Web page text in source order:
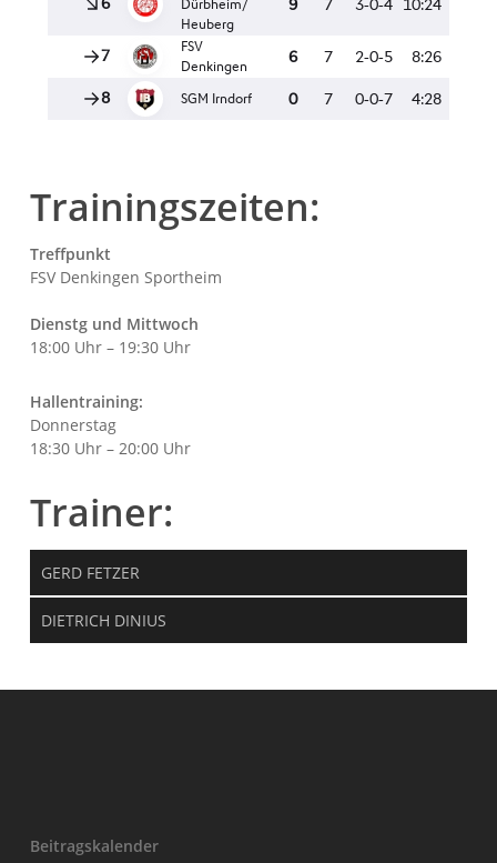
Trainingszeiten:
Treffpunkt
FSV Denkingen Sportheim
Dienstg und Mittwoch
18:00 Uhr – 19:30 Uhr
Hallentraining:
Donnerstag
18:30 Uhr – 20:00 Uhr
Trainer:
GERD FETZER
DIETRICH DINIUS
Beitragskalender